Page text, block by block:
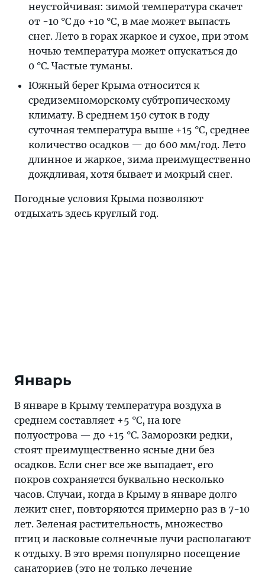
неустойчивая: зимой температура скачет
от -10 °C до +10 °C, в мае может выпасть
снег. Лето в горах жаркое и сухое, при этом
ночью температура может опускаться до
0 °C. Частые туманы.
Южный берег Крыма относится к
средиземноморскому субтропическому
климату. В среднем 150 суток в году
суточная температура выше +15 °C, среднее
количество осадков — до 600 мм/год. Лето
длинное и жаркое, зима преимущественно
дождливая, хотя бывает и мокрый снег.
Погодные условия Крыма позволяют
отдыхать здесь круглый год.
Январь
В январе в Крыму температура воздуха в
среднем составляет +5 °C, на юге
полуострова — до +15 °C. Заморозки редки,
стоят преимущественно ясные дни без
осадков. Если снег все же выпадает, его
покров сохраняется буквально несколько
часов. Случаи, когда в Крыму в январе долго
лежит снег, повторяются примерно раз в 7-10
лет. Зеленая растительность, множество
птиц и ласковые солнечные лучи располагают
к отдыху. В это время популярно посещение
санаториев (это не только лечение